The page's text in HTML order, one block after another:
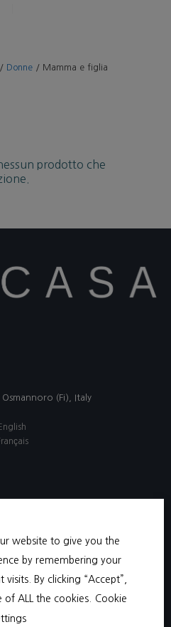
/ Donne / Mamma e figlia
prodotto che
(Fi), Italy​
English
website to give you the
by remembering your
By clicking “Accept”,
ALL the cookies.
Cookie